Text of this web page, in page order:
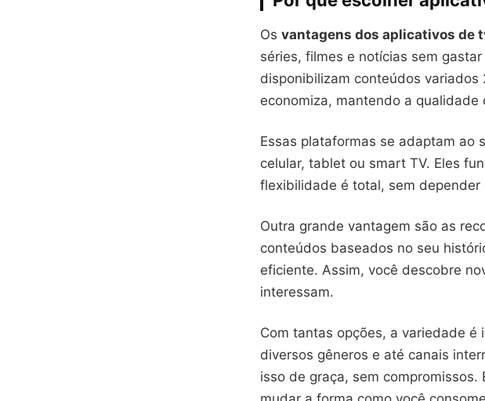
Os vantagens dos aplicativos de
séries, filmes e notícias sem
disponibilizam conteúdos
economiza, mantendo a qualidade
Essas plataformas se adaptam ao
celular, tablet ou smart TV. Eles
flexibilidade é total, sem
Outra grande vantagem são as
conteúdos baseados no seu
eficiente. Assim, você descobre
interessam.
Com tantas opções, a variedade
diversos gêneros e até canais
isso de graça, sem